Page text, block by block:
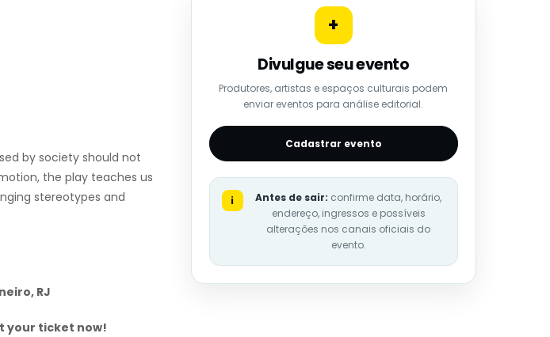
by society should not
the play teaches us
stereotypes and
RJ
your ticket now!
+
Divulgue seu evento
Produtores, artistas e espaços culturais podem
enviar eventos para análise editorial.
Cadastrar evento
i Antes de sair: confirme data, horário,
endereço, ingressos e possíveis
alterações nos canais oficiais do
evento.